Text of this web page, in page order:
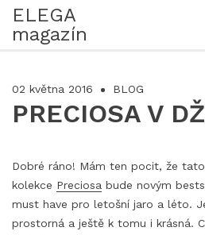
ELEGA
magazín
02 května 2016 BLOG
PRECIOSA V
Dobré ráno! Mám ten pocit, že
kolekce Preciosa bude novým
must have pro letošní jaro a léto.
prostorná a ještě k tomu i krásná.